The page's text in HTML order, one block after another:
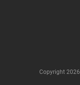
Copyright 2026